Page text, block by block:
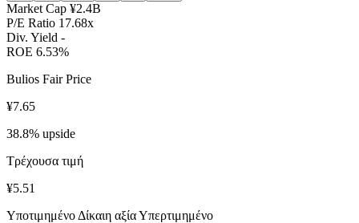
Market Cap ¥2.4B
P/E Ratio 17.68x
Div. Yield -
ROE 6.53%
Bulios Fair Price
¥7.65
38.8% upside
Τρέχουσα τιμή
¥5.51
Υποτιμημένο Δίκαιη αξίαΥπερτιμημένο